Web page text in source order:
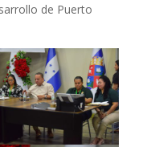
de Puerto